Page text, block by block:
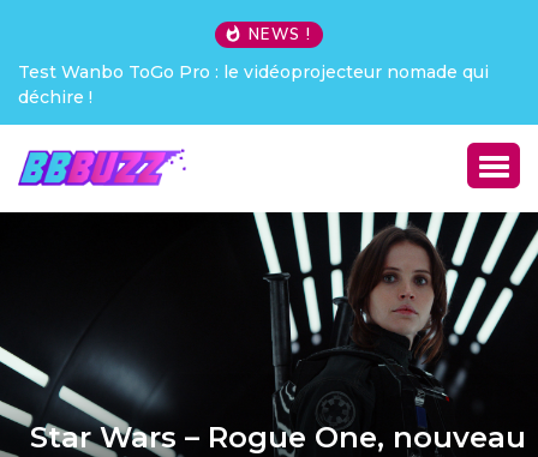
NEWS !
ToGo Pro : le vidéoprojecteur nomade qui
Creative
Star Wars – Rogue One, nouveau